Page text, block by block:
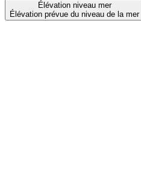
Élévation niveau mer
Élévation prévue du niveau de la mer